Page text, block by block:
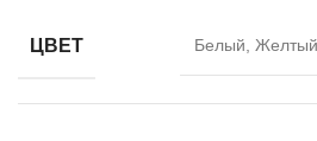
ЦВЕТ Белый,